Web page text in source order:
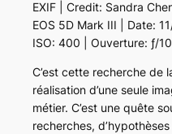
EXIF | Credit: Sandra
EOS 5D Mark III | Date:
ISO: 400 | Ouverture: ƒ/
C’est cette recherche de
réalisation d’une seule
métier. C’est une quête
recherches,